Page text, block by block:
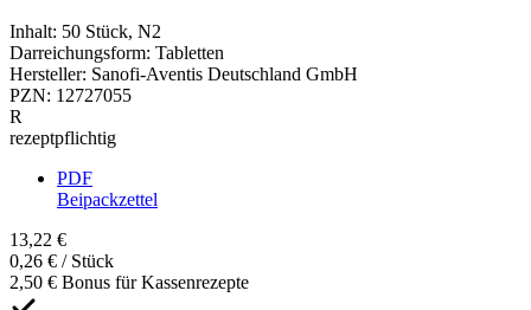
Inhalt: 50 Stück, N2
Darreichungsform: Tabletten
Hersteller: Sanofi-Aventis Deutschland GmbH
PZN: 12727055
R
rezeptpflichtig
PDF
Beipackzettel
13,22 €
0,26 € / Stück
2,50 € Bonus für Kassenrezepte